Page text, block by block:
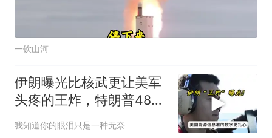
一饮山河
伊朗曝光比核武更让美军
头疼的王炸，特朗普48小
时通牒成空话
我知道你的眼泪只是一种无奈